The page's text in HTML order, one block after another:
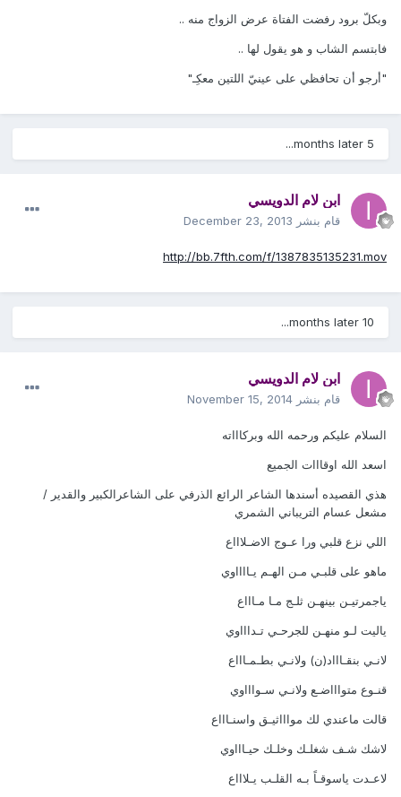
وبكلّ برود رفضت الفتاة عرض الزواج منه ..
فابتسم الشاب و هو يقول لها ..
"أرجو أن تحافظي على عينيّ اللتين معكِـ"
5 months later...
ابن لام الدويسي
قام بنشر December 23, 2013
http://bb.7fth.com/f/1387835135231.mov
10 months later...
ابن لام الدويسي
قام بنشر November 15, 2014
السلام عليكم ورحمه الله وبركاااته
اسعد الله اوقااات الجميع
هذي القصيده أسندها الشاعر الرائع الذرفي على الشاعرالكبير والقدير /
مشعل عسام التريباني الشمري
اللي نزع قلبي ورا عـوج الاضـلاااع
ماهو على قلبـي مـن الهـم يـااااوي
ياجمرتيـن بينهـن ثلـج مـا مـاااع
ياليت لـو منهـن للجرحـي تـداااوي
لانـي بنقـاااد(ن) ولانـي بطـمـاااع
قنـوع متواااضـع ولانـي سـواااوي
قالت ماعندي لك مواااثيـق واسنـاااع
لاشك شـف شغلـك وخلـك حيـاااوي
لاعـدت ياسوقـاً بـه القلـب يـلاااع